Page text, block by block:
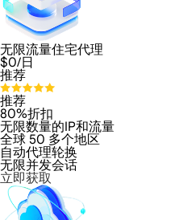
无限流量住宅代理
$0/日
推荐
推荐
80%折扣
无限数量的IP和流量
全球 50 多个地区
自动代理轮换
无限并发会话
立即获取